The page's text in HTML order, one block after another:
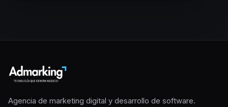
Agencia de marketing digital y desarrollo de software.